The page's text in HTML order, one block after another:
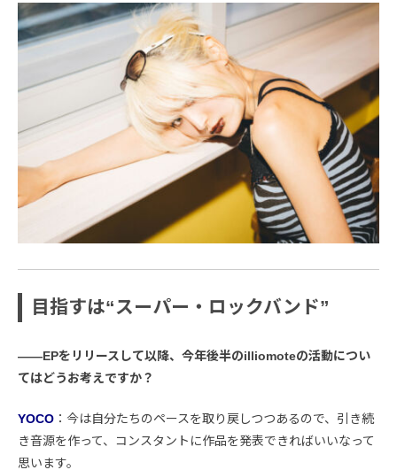
目指すは“スーパー・ロックバンド”
――EPをリリースして以降、今年後半のilliomoteの活動につい
てはどうお考えですか？
YOCO ：今は自分たちのペースを取り戻しつつあるので、引き続
き音源を作って、コンスタントに作品を発表できればいいなって
思います。